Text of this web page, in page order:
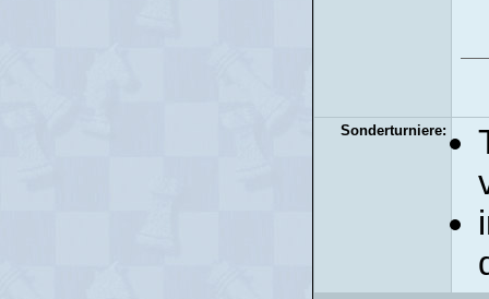
Sonderturniere: